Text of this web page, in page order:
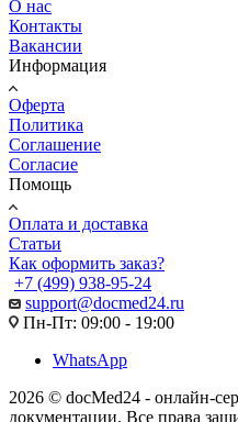
О нас
Контакты
Вакансии
Информация
Оферта
Политика
Соглашение
Согласие
Помощь
Оплата и доставка
Статьи
Как оформить заказ?
+7 (499) 938-95-24
support@docmed24.ru
Пн-Пт: 09:00 - 19:00
WhatsApp
2026 © docMed24 - онлайн-
документации. Все права